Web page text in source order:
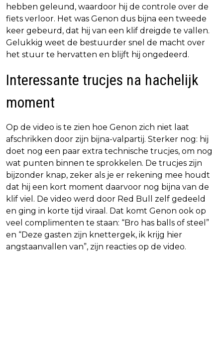
hebben geleund, waardoor hij de controle over de
fiets verloor. Het was Genon dus bijna een tweede
keer gebeurd, dat hij van een klif dreigde te vallen.
Gelukkig weet de bestuurder snel de macht over
het stuur te hervatten en blijft hij ongedeerd.
Interessante trucjes na hachelijk
moment
Op de video is te zien hoe Genon zich niet laat
afschrikken door zijn bijna-valpartij. Sterker nog: hij
doet nog een paar extra technische trucjes, om nog
wat punten binnen te sprokkelen. De trucjes zijn
bijzonder knap, zeker als je er rekening mee houdt
dat hij een kort moment daarvoor nog bijna van de
klif viel. De video werd door Red Bull zelf gedeeld
en ging in korte tijd viraal. Dat komt Genon ook op
veel complimenten te staan: “Bro has balls of steel”
en “Deze gasten zijn knettergek, ik krijg hier
angstaanvallen van”, zijn reacties op de video.